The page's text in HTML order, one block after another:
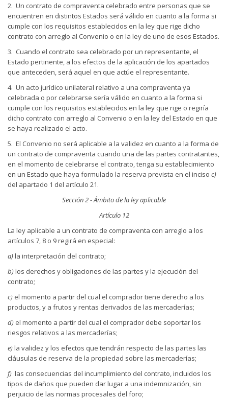
2. Un contrato de compraventa celebrado entre personas que se
encuentren en distintos Estados será válido en cuanto a la forma si
cumple con los requisitos establecidos en la ley que rige dicho
contrato con arreglo al Convenio o en la ley de uno de esos Estados.
3. Cuando el contrato sea celebrado por un representante, el
Estado pertinente, a los efectos de la aplicación de los apartados
que anteceden, será aquel en que actúe el representante.
4. Un acto jurídico unilateral relativo a una compraventa ya
celebrada o por celebrarse sería válido en cuanto a la forma si
cumple con los requisitos establecidos en la ley que rige o regiría
dicho contrato con arreglo al Convenio o en la ley del Estado en que
se haya realizado el acto.
5. El Convenio no será aplicable a la validez en cuanto a la forma de
un contrato de compraventa cuando una de las partes contratantes,
en el momento de celebrarse el contrato, tenga su establecimiento
en un Estado que haya formulado la reserva prevista en el inciso c)
del apartado 1 del artículo 21.
Sección 2 - Ámbito de la ley aplicable
Artículo 12
La ley aplicable a un contrato de compraventa con arreglo a los
artículos 7, 8 o 9 regirá en especial:
a)la interpretación del contrato;
b)los derechos y obligaciones de las partes y la ejecución del
contrato;
c) el momento a partir del cual el comprador tiene derecho a los
productos, y a frutos y rentas derivados de las mercaderías;
d) el momento a partir del cual el comprador debe soportar los
riesgos relativos a las mercaderías;
e)la validez y los efectos que tendrán respecto de las partes las
cláusulas de reserva de la propiedad sobre las mercaderías;
f) las consecuencias del incumplimiento del contrato, incluidos los
tipos de daños que pueden dar lugar a una indemnización, sin
perjuicio de las normas procesales del foro;